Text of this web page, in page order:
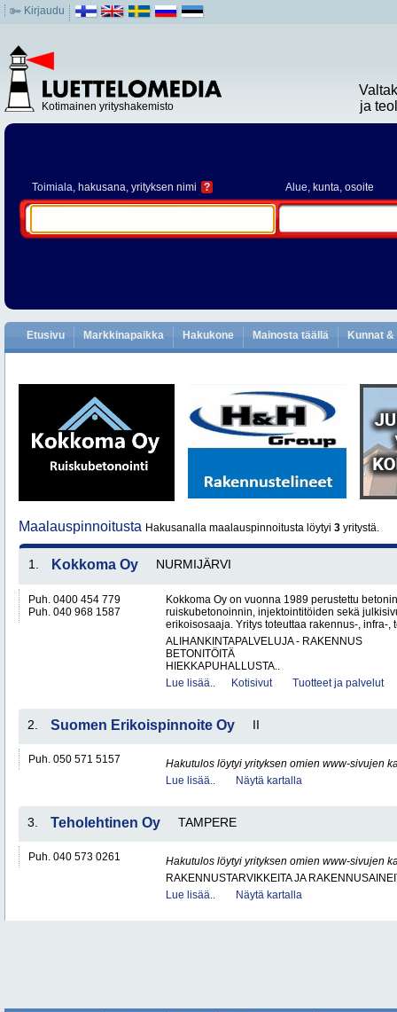
Kirjaudu
Kotimainen yrityshakemisto
ja
Toimiala, hakusana, yrityksen nimi ? Alue, kunta, osoite
Etusivu Markkinapaikka Hakukone Mainosta täällä Kunnat
Maalauspinnoitusta Hakusanalla maalauspinnoitusta löytyi 3 yritystä.
1. Kokkoma Oy NURMIJÄRVI
Puh. 0400 454 779
Puh. 040 968 1587
Kokkoma Oy on vuonna 1989 perustettu
ruiskubetonoinnin, injektointitöiden sekä
erikoisosaaja. Yritys toteuttaa rakennus-, infra-,
ALIHANKINTAPALVELUJA - RAKENNUS
BETONITÖITÄ
HIEKKAPUHALLUSTA..
Lue lisää..
Kotisivut Tuotteet ja palvelut
2. Suomen Erikoispinnoite Oy II
Puh. 050 571 5157
Hakutulos löytyi yrityksen omien www-sivujen
Lue lisää..
Näytä kartalla
3. Teholehtinen Oy TAMPERE
Puh. 040 573 0261
Hakutulos löytyi yrityksen omien www-sivujen
RAKENNUSTARVIKKEITA JA
Lue lisää..
Näytä kartalla